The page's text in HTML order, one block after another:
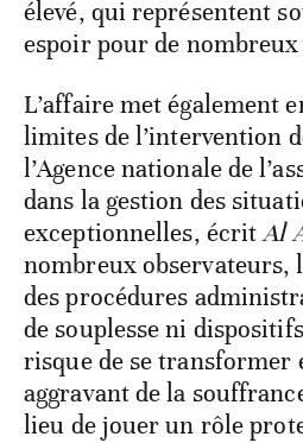
élevé, qui représentent
espoir pour de nombreux
L’affaire met également
limites de l’intervention
l’Agence nationale de
dans la gestion des
exceptionnelles, écritAl
nombreux observateurs,
des procédures
de souplesse ni
risque de se transformer
aggravant de la
lieu de jouer un rôle